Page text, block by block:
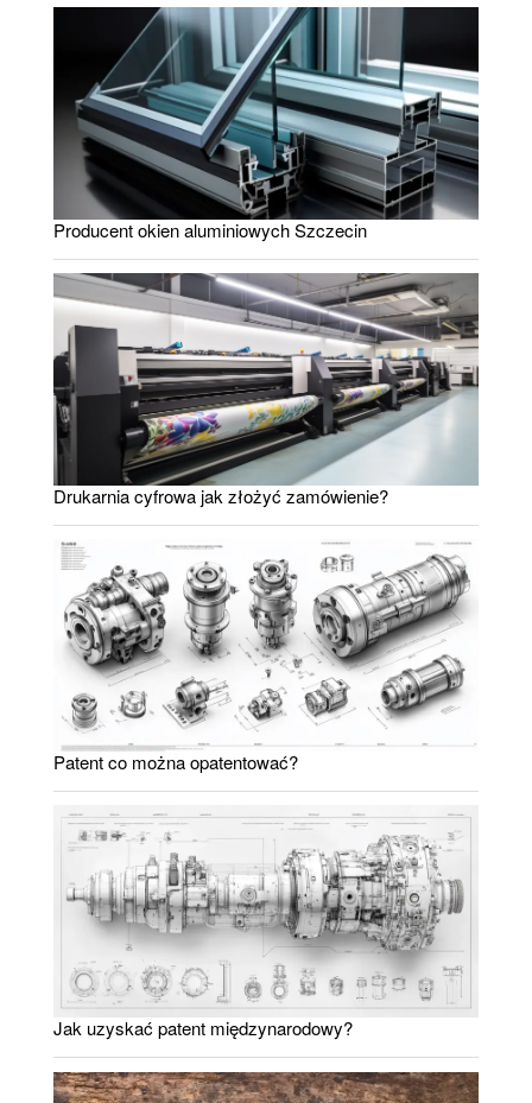
Producent okien aluminiowych Szczecin
Drukarnia cyfrowa jak złożyć zamówienie?
Patent co można opatentować?
Jak uzyskać patent międzynarodowy?